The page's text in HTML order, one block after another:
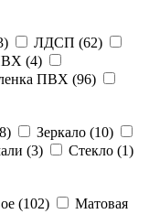
) ЛДСП (62)
(4)
ПВХ (96)
8) Зеркало (10)
(3) Стекло (1)
(102)
Матовая